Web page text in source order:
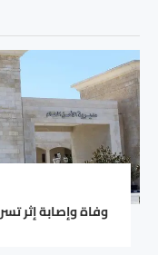
وفاة وإصابة إثر